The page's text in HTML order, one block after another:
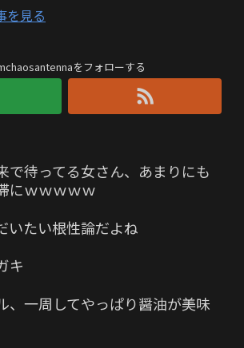
を見る
をフォローする
で待ってる女さん、あまりにも
にｗｗｗｗｗ
いたい根性論だよね
キ
、一周してやっぱり醤油が美味